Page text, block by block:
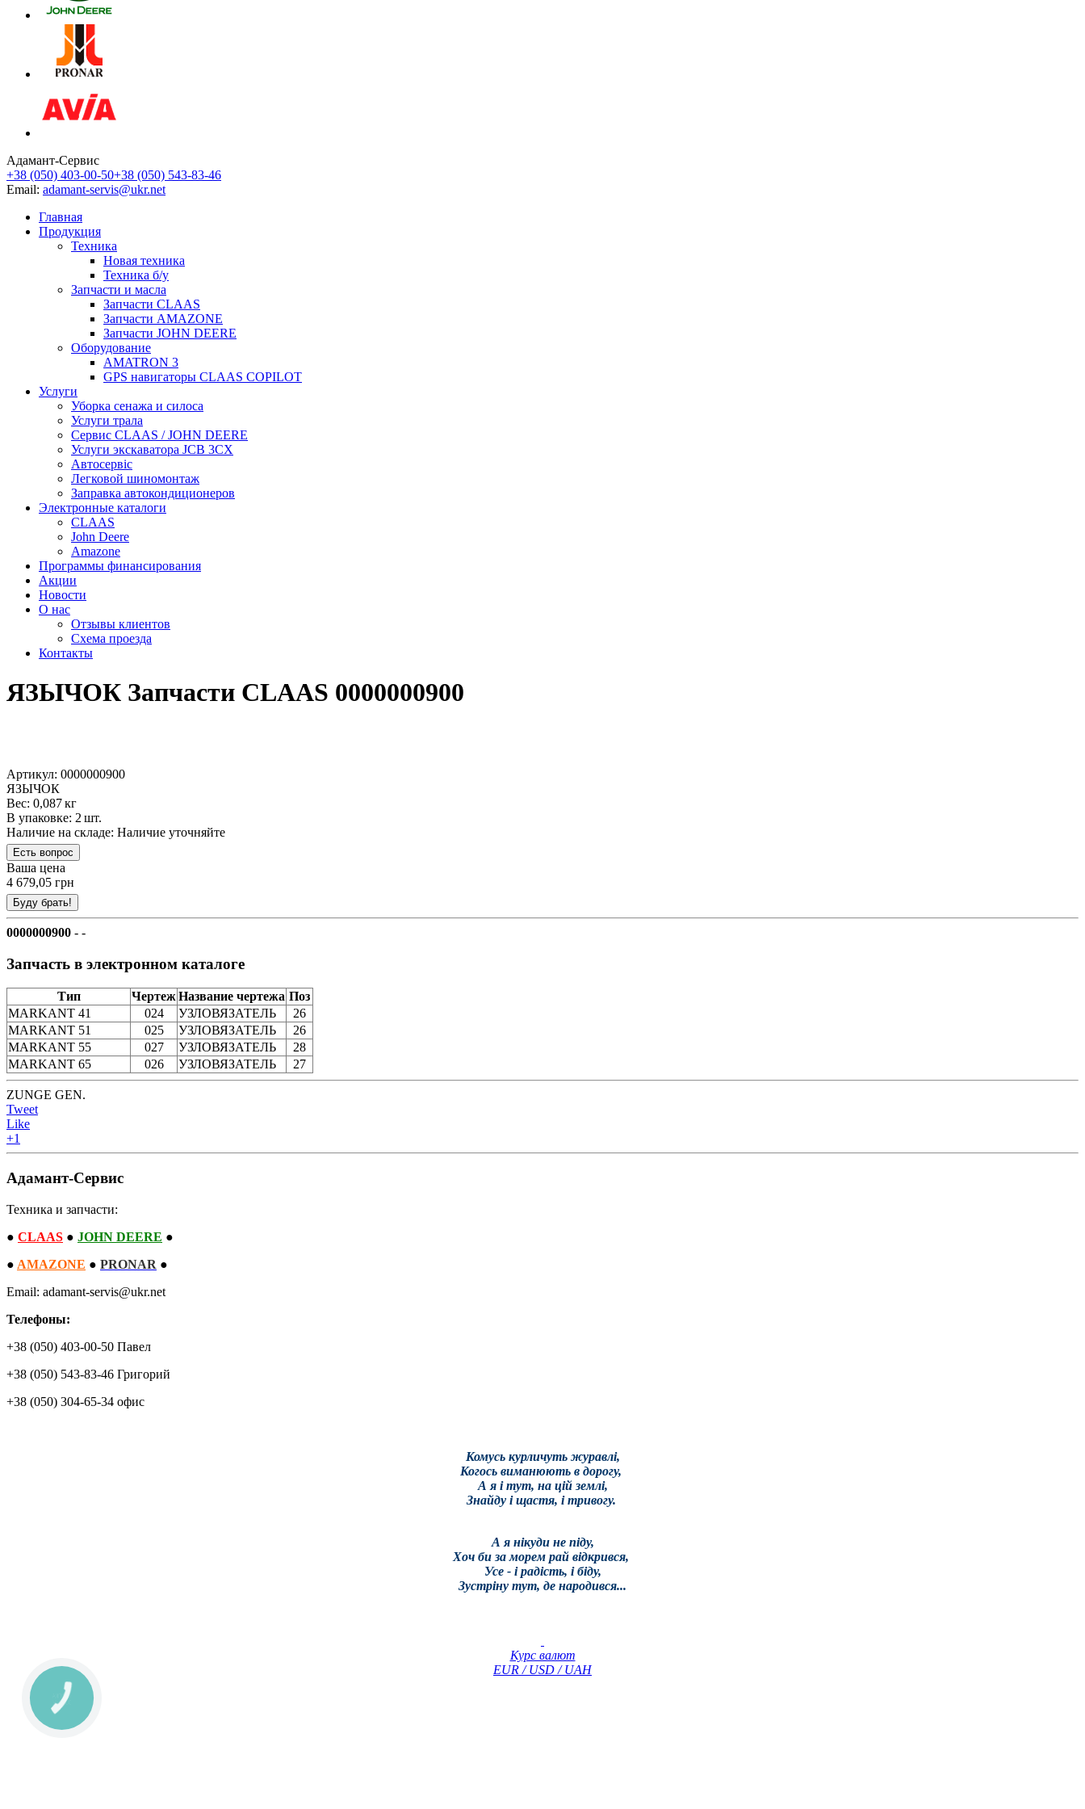
Адамант-Сервис
+38 (050) 403-00-50+38 (050) 543-83-46
Email: adamant-servis@ukr.net
Главная
Продукция
Техника
Новая техника
Техника б/у
Запчасти и масла
Запчасти CLAAS
Запчасти AMAZONE
Запчасти JOHN DEERE
Оборудование
AMATRON 3
GPS навигаторы CLAAS COPILOT
Услуги
Уборка сенажа и силоса
Услуги трала
Сервис CLAAS / JOHN DEERE
Услуги экскаватора JCB 3CX
Автосервіс
Легковой шиномонтаж
Заправка автокондиционеров
Электронные каталоги
CLAAS
John Deere
Amazone
Программы финансирования
Акции
Новости
О нас
Отзывы клиентов
Схема проезда
Контакты
ЯЗЫЧОК Запчасти CLAAS 0000000900
Артикул: 0000000900
ЯЗЫЧОК
Вес: 0,087 кг
В упаковке: 2 шт.
Наличие на складе: Наличие уточняйте
Ваша цена
4 679,05 грн
0000000900 - -
Запчасть в электронном каталоге
Тип ЧертежНазвание чертежа Поз
MARKANT 41
024 УЗЛОВЯЗАТЕЛЬ
26
MARKANT 51
025 УЗЛОВЯЗАТЕЛЬ
26
MARKANT 55
027 УЗЛОВЯЗАТЕЛЬ
28
MARKANT 65
026 УЗЛОВЯЗАТЕЛЬ 27
ZUNGE GEN.
Tweet
Like
+1
Адамант-Сервис
Техника и запчасти:
● CLAAS ● JOHN DEERE ●
● AMAZONE ● PRONAR ●
Email: adamant-servis@ukr.net
Телефоны:
+38 (050) 403-00-50 Павел
+38 (050) 543-83-46 Григорий
+38 (050) 304-65-34 офис
Комусь курличуть журавлі,
Когось виманюють в дорогу,
А я і тут, на цій землі,
Знайду і щастя, і тривогу.
А я нікуди не піду,
Хоч би за морем рай відкрився,
Усе - і радість, і біду,
Зустріну тут, де народився...
Курс валют
EUR / USD / UAH
КНОПКА
ЗВ'ЯЗКУ